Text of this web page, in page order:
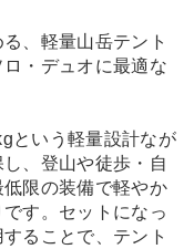
、軽量山岳テント
・デュオに最適な
という軽量設計なが
、登山や徒歩・自
限の装備で軽やか
す。セットになっ
ることで、テント